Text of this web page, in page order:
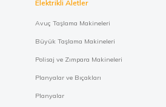
Elektrikli Aletler
Avuç Taşlama Makineleri
Büyük Taşlama Makineleri
Polisaj ve Zımpara Makineleri
Planyalar ve Bıçakları
Planyalar